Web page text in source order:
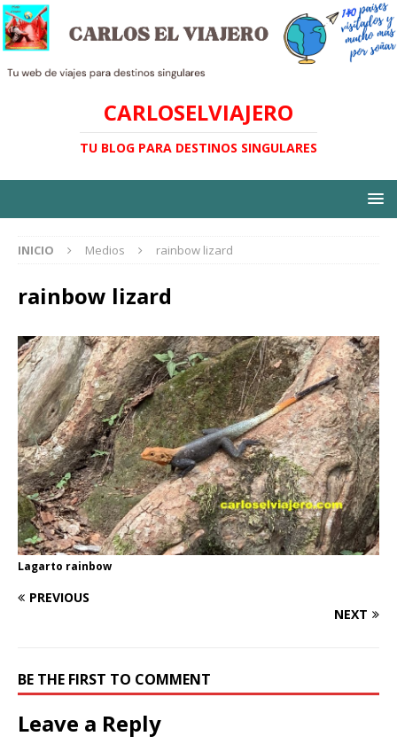
CARLOSELVIAJERO
TU BLOG PARA DESTINOS SINGULARES
INICIO Medios rainbow lizard
rainbow lizard
Lagarto rainbow
PREVIOUS
NEXT
BE THE FIRST TO COMMENT
Leave a Reply